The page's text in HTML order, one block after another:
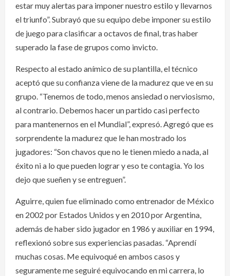
estar muy alertas para imponer nuestro estilo y llevarnos
el triunfo”. Subrayó que su equipo debe imponer su estilo
de juego para clasificar a octavos de final, tras haber
superado la fase de grupos como invicto.
Respecto al estado anímico de su plantilla, el técnico
aceptó que su confianza viene de la madurez que ve en su
grupo. “Tenemos de todo, menos ansiedad o nerviosismo,
al contrario. Debemos hacer un partido casi perfecto
para mantenernos en el Mundial”, expresó. Agregó que es
sorprendente la madurez que le han mostrado los
jugadores: “Son chavos que no le tienen miedo a nada, al
éxito ni a lo que pueden lograr y eso te contagia. Yo los
dejo que sueñen y se entreguen”.
Aguirre, quien fue eliminado como entrenador de México
en 2002 por Estados Unidos y en 2010 por Argentina,
además de haber sido jugador en 1986 y auxiliar en 1994,
reflexionó sobre sus experiencias pasadas. “Aprendí
muchas cosas. Me equivoqué en ambos casos y
seguramente me seguiré equivocando en mi carrera, lo